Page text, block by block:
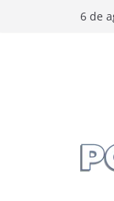
6 de